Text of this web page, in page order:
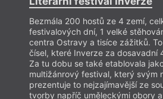
Bezmála 200 hostů ze 4 zemí,
festivalových dní, 1 velké
centra Ostravy a tisíce zážitků.
čísel, které Inverze za dosavadní
Za tu dobu se také etablovala
multižánrový festival, který svým
prezentuje to nejzajímavější ze
tvorby napříč uměleckými obory